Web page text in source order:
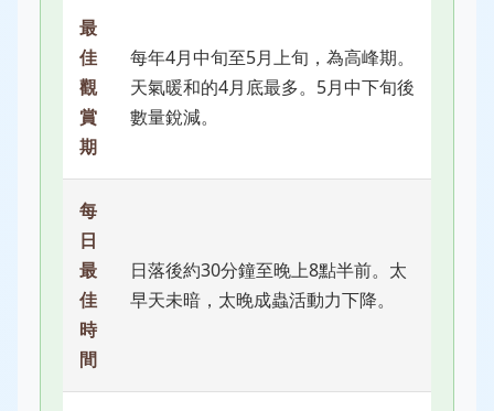
最
佳
觀
賞
期
每年4月中旬至5月上旬，為高峰期。
天氣暖和的4月底最多。5月中下旬後
數量銳減。
每
日
最
佳
時
間
日落後約30分鐘至晚上8點半前。太
早天未暗，太晚成蟲活動力下降。